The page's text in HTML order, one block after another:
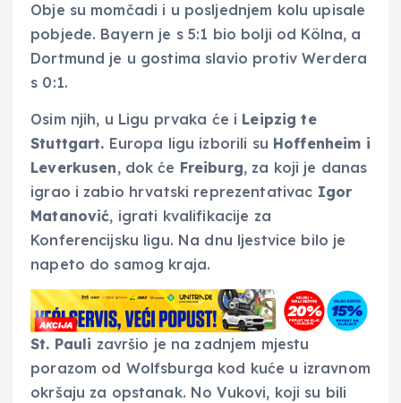
Obje su momčadi i u posljednjem kolu upisale
pobjede. Bayern je s 5:1 bio bolji od Kölna, a
Dortmund je u gostima slavio protiv Werdera
s 0:1.
Osim njih, u Ligu prvaka će i Leipzig te
Stuttgart. Europa ligu izborili su Hoffenheim i
Leverkusen, dok će Freiburg, za koji je danas
igrao i zabio hrvatski reprezentativac Igor
Matanović, igrati kvalifikacije za
Konferencijsku ligu. Na dnu ljestvice bilo je
napeto do samog kraja.
St. Pauli završio je na zadnjem mjestu
porazom od Wolfsburga kod kuće u izravnom
okršaju za opstanak. No Vukovi, koji su bili